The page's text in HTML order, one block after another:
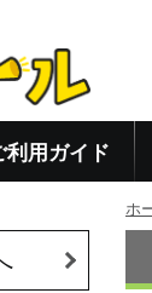
利用ガイド
ホ